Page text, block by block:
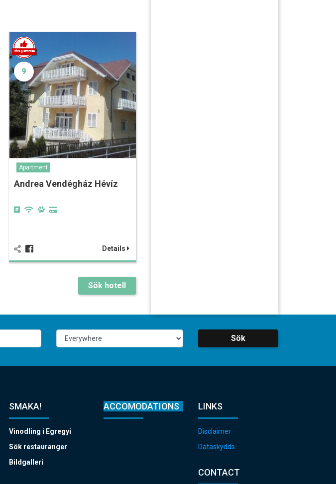
9
Apartment
Andrea Vendégház Hévíz
Details
Sök hotell
Sök
SMAKA!
Vinodling i Egregyi
Sök restauranger
Bildgalleri
ACCOMODATIONS LINKS
Disclaimer
Dataskydds
CONTACT